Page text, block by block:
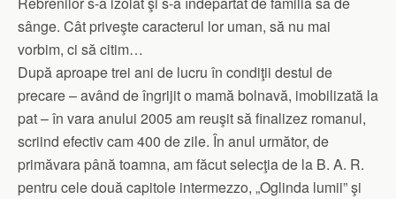
sânge. Cât priveşte caracterul lor uman, să nu mai
vorbim, ci să citim…
După aproape trei ani de lucru în condiţii destul de
precare – având de îngrijit o mamă bolnavă, imobilizată la
pat – în vara anului 2005 am reuşit să finalizez romanul,
scriind efectiv cam 400 de zile. În anul următor, de
primăvara până toamna, am făcut selecţia de la B. A. R.
pentru cele două capitole intermezzo, „Oglinda lumii” şi